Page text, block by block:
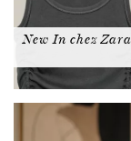
New In chez